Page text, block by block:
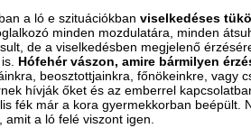
a ló e szituációkban viselkedéses
minden mozdulatára, minden
de a viselkedésben megjelenő
Hófehér vászon, amire bármilyen
beosztottjainkra, főnökeinkre, vagy
hívják őket és az emberrel
fék már a kora gyermekkorban beépült.
amit a ló felé viszont igen.